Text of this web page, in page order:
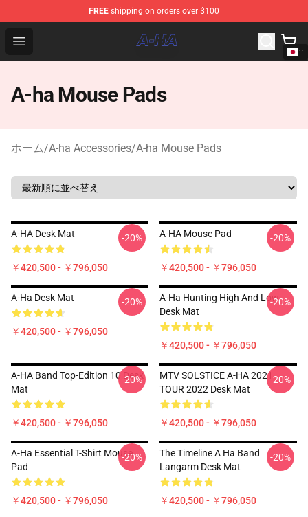
FREE shipping on orders over $100
Open menu
A-ha Store - Official A-ha Merchandise Shop
A-ha Mouse Pads
ホーム/A-ha Accessories/A-ha Mouse Pads
A-HA Desk Mat
￥420,500 - ￥796,050
-20% A-HA Mouse Pad
￥420,500 - ￥796,050
-20%
A-Ha Desk Mat
￥420,500 - ￥796,050
-20%
A-Ha Hunting High And Low
Desk Mat
￥420,500 - ￥796,050
-20%
A-HA Band Top-Edition 10 Desk
Mat
￥420,500 - ￥796,050
-20%
MTV SOLSTICE A-HA 2021
TOUR 2022 Desk Mat
￥420,500 - ￥796,050
-20%
A-Ha Essential T-Shirt Mouse
Pad
￥420,500 - ￥796,050
-20%
The Timeline A Ha Band
Langarm Desk Mat
￥420,500 - ￥796,050
-20%